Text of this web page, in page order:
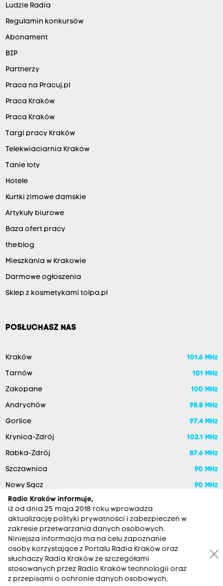
Ludzie Radia
Regulamin konkursów
Abonament
BIP
Partnerzy
Praca na Pracuj.pl
Praca Kraków
Praca Kraków
Targi pracy Kraków
Telekwiaciarnia Kraków
Tanie loty
Hotele
Kurtki zimowe damskie
Artykuły biurowe
Baza ofert pracy
the:blog
Mieszkania w Krakowie
Darmowe ogłoszenia
Sklep z kosmetykami tolpa.pl
POSŁUCHASZ NAS
Kraków 101.6 MHz
Tarnów 101 MHz
Zakopane 100 MHz
Andrychów 98.8 MHz
Gorlice 97.4 MHz
Krynica-Zdrój 102.1 MHz
Rabka-Zdrój 87.6 MHz
Szczawnica 90 MHz
Nowy Sącz 90 MHz
RADIO KRAKÓW SA. Aleja Juliusza Słowackiego 22, 30-007
Radio Kraków informuje,
iż od dnia 25 maja 2018 roku wprowadza
aktualizację polityki prywatności i zabezpieczeń w
zakresie przetwarzania danych osobowych.
Niniejsza informacja ma na celu zapoznanie
osoby korzystające z Portalu Radia Kraków oraz
słuchaczy Radia Kraków ze szczegółami
stosowanych przez Radio Kraków technologii oraz
z przepisami o ochronie danych osobowych,